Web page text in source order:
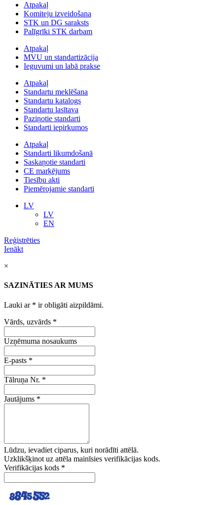
Atpakaļ
Komiteju izveidošana
STK un DG saraksts
Palīgrīki STK darbam
Atpakaļ
MVU un standartizācija
Ieguvumi un labā prakse
Atpakaļ
Standartu meklēšana
Standartu katalogs
Standartu lasītava
Paziņotie standarti
Standarti iepirkumos
Atpakaļ
Standarti likumdošanā
Saskaņotie standarti
CE marķējums
Tiesību akti
Piemērojamie standarti
LV
LV
EN
Reģistrēties
Ienākt
×
SAZINĀTIES AR MUMS
Lauki ar * ir obligāti aizpildāmi.
Vārds, uzvārds *
Uzņēmuma nosaukums
E-pasts *
Tālruņa Nr. *
Jautājums *
Lūdzu, ievadiet ciparus, kuri norādīti attēlā.
Uzklikšķinot uz attēla mainīsies verifikācijas kods.
Verifikācijas kods *